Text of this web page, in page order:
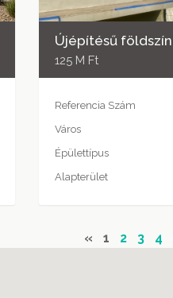
125 M Ft
Referencia Szám
Város
Épülettípus
Alapterület
« 1 2 3 4